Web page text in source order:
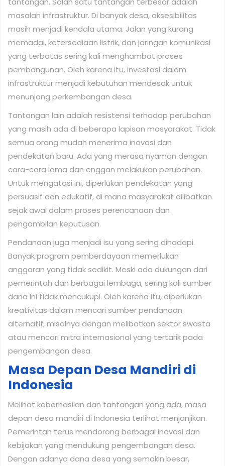
masalah infrastruktur. Di banyak desa, aksesibilitas
masih menjadi kendala utama. Jalan yang kurang
memadai, ketersediaan listrik, dan jaringan komunikasi
yang terbatas sering kali menghambat proses
pembangunan. Oleh karena itu, investasi dalam
infrastruktur menjadi kebutuhan mendesak untuk
menunjang perkembangan desa.
Tantangan lain adalah resistensi terhadap perubahan
yang masih ada di beberapa lapisan masyarakat. Tidak
semua orang mudah menerima inovasi dan
pendekatan baru. Ada yang merasa nyaman dengan
cara-cara lama dan enggan melakukan perubahan.
Untuk mengatasi ini, diperlukan pendekatan yang
persuasif dan edukatif, di mana masyarakat dilibatkan
sejak awal dalam proses perencanaan dan
pengambilan keputusan.
Pendanaan juga menjadi isu yang sering dihadapi.
Banyak program pemberdayaan memerlukan
anggaran yang tidak sedikit. Meski ada dukungan dari
pemerintah dan berbagai lembaga, sering kali sumber
dana ini tidak mencukupi. Oleh karena itu, diperlukan
kreativitas dalam mencari sumber pendanaan
alternatif, misalnya dengan melibatkan sektor swasta
atau mencari mitra internasional yang tertarik pada
pengembangan desa.
Masa Depan Desa Mandiri di
Indonesia
Melihat keberhasilan dan tantangan yang ada, masa
depan desa mandiri di Indonesia terlihat menjanjikan.
Pemerintah terus mendorong berbagai inovasi dan
kebijakan yang mendukung pengembangan desa.
Dengan adanya dana desa yang semakin besar,